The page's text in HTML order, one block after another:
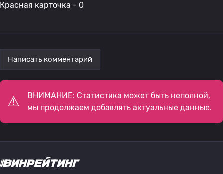
Красная карточка - 0
Написать комментарий
ВНИМАНИЕ: Статистика может быть неполной,
мы продолжаем добавлять актуальные данные.